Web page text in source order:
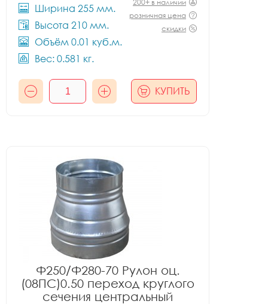
Ширина 255 мм.
Высота 210 мм.
Объём 0.01 куб.м.
Вес: 0.581 кг.
200+ в наличии
розничная цена
скидки
КУПИТЬ
Ф250/Ф280-70 Рулон оц.
(08ПС)0.50 переход круглого
сечения центральный